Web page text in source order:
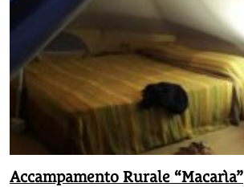
Accampamento Rurale “Macarìa”